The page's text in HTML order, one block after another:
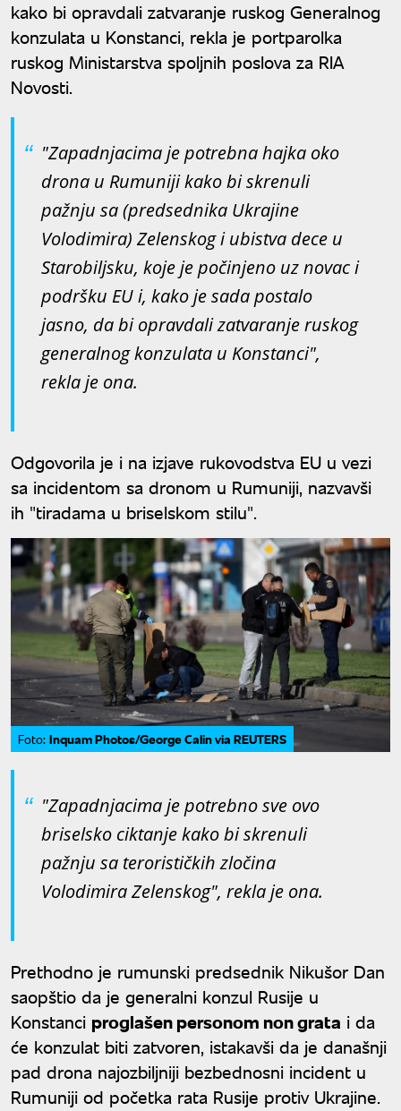
kako bi opravdali zatvaranje ruskog Generalnog
konzulata u Konstanci, rekla je portparolka
ruskog Ministarstva spoljnih poslova za RIA
Novosti.
"Zapadnjacima je potrebna hajka oko
drona u Rumuniji kako bi skrenuli
pažnju sa (predsednika Ukrajine
Volodimira) Zelenskog i ubistva dece u
Starobiljsku, koje je počinjeno uz novac i
podršku EU i, kako je sada postalo
jasno, da bi opravdali zatvaranje ruskog
generalnog konzulata u Konstanci",
rekla je ona.
Odgovorila je i na izjave rukovodstva EU u vezi
sa incidentom sa dronom u Rumuniji, nazvavši
ih "tiradama u briselskom stilu".
Foto: Inquam Photos/George Calin via REUTERS
"Zapadnjacima je potrebno sve ovo
briselsko ciktanje kako bi skrenuli
pažnju sa terorističkih zločina
Volodimira Zelenskog", rekla je ona.
Prethodno je rumunski predsednik Nikušor Dan
saopštio da je generalni konzul Rusije u
Konstanci proglašen personom non grata i da
će konzulat biti zatvoren, istakavši da je današnji
pad drona najozbiljniji bezbednosni incident u
Rumuniji od početka rata Rusije protiv Ukrajine.